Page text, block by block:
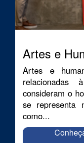
Artes e
Artes e
consideram o
se representa
como...